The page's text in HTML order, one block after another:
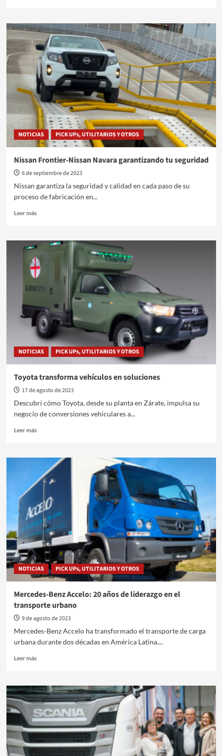
RAM
lanza
su
versión
1500
Night
Edition
NOTICIAS PICK UPs, UTILITARIOS Y OTROS
Nissan Frontier-Nissan Navara garantizando tu seguridad
6 de septiembre de 2023
Nissan garantiza la seguridad y calidad en cada paso de su
proceso de fabricación en...
Leer másLeer
Nissan
Frontier-
Nissan
Navara
garantizando
tu
seguridad
NOTICIAS PICK UPs, UTILITARIOS Y OTROS
Toyota transforma vehículos en soluciones
17 de agosto de 2023
Descubrí cómo Toyota, desde su planta en Zárate, impulsa su
negocio de conversiones vehiculares a...
Leer másLeer
Toyota
transforma
vehículos
en
soluciones
NOTICIAS PICK UPs, UTILITARIOS Y OTROS
Mercedes-Benz Accelo: 20 años de liderazgo en el
transporte urbano
9 de agosto de 2023
Mercedes-Benz Accelo ha transformado el transporte de carga
urbana durante dos décadas en América Latina....
Leer másLeer
Mercedes-
Benz
Accelo:
20
años
de
liderazgo
en